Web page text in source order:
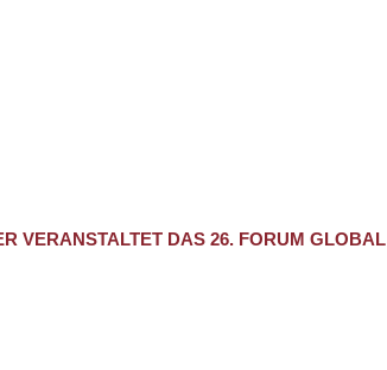
VERANSTALTET DAS 26. FORUM GLOBAL